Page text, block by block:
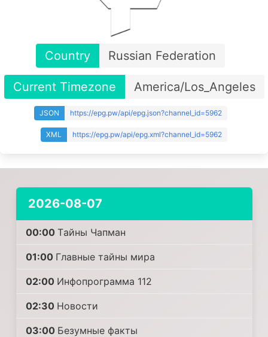
Country Russian Federation
Current Timezone America/Los_Angeles
JSON https://epg.pw/api/epg.json?channel_id=5962
XML https://epg.pw/api/epg.xml?channel_id=5962
2026-08-07
00:00 Тaйны Чапман
01:00 Главные тайны мира
02:00 Инфопрограмма 112
02:30 Новости
03:00 Безумные факты